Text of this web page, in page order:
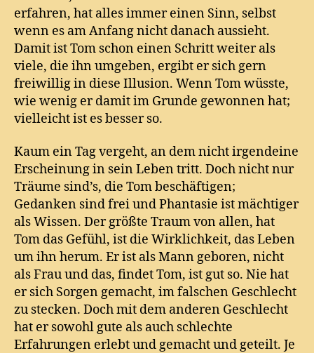
erfahren, hat alles immer einen Sinn, selbst
wenn es am Anfang nicht danach aussieht.
Damit ist Tom schon einen Schritt weiter als
viele, die ihn umgeben, ergibt er sich gern
freiwillig in diese Illusion. Wenn Tom wüsste,
wie wenig er damit im Grunde gewonnen hat;
vielleicht ist es besser so.
Kaum ein Tag vergeht, an dem nicht irgendeine
Erscheinung in sein Leben tritt. Doch nicht nur
Träume sind’s, die Tom beschäftigen;
Gedanken sind frei und Phantasie ist mächtiger
als Wissen. Der größte Traum von allen, hat
Tom das Gefühl, ist die Wirklichkeit, das Leben
um ihn herum. Er ist als Mann geboren, nicht
als Frau und das, findet Tom, ist gut so. Nie hat
er sich Sorgen gemacht, im falschen Geschlecht
zu stecken. Doch mit dem anderen Geschlecht
hat er sowohl gute als auch schlechte
Erfahrungen erlebt und gemacht und geteilt. Je